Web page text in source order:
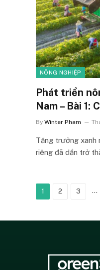
NÔNG NGHIỆP
Phát triển
Nam – Bài 1:
By Winter Pham
Tăng trưởng xanh
riêng đã dần trở
1 2 3 …